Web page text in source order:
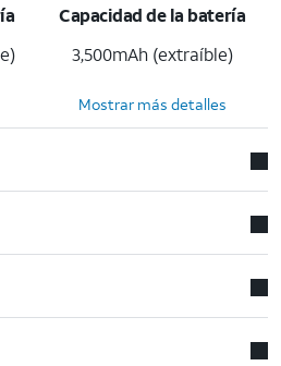
Capacidad de la batería
3,500mAh (extraíble)
Mostrar más detalles